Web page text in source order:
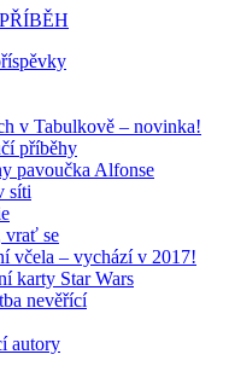
v Tabulkově – novinka!
příběhy
pavoučka Alfonse
síti
se
včela – vychází v 2017!
karty Star Wars
nevěřící
autory